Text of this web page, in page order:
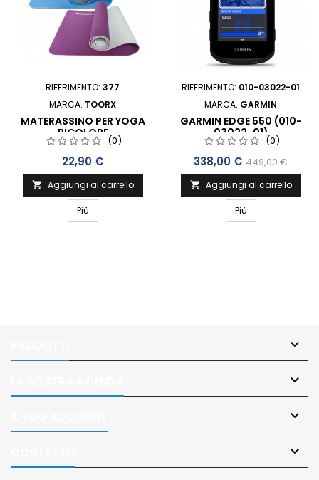
RIFERIMENTO: 377
MARCA: TOORX
MATERASSINO PER YOGA
BICOLORE
PROFESSIONALE
(0)
Prezzo
22,90 €
 Aggiungi al carrello
Più
RIFERIMENTO: 010-03022-01
MARCA: GARMIN
GARMIN EDGE 550 (010-
03022-01)
(0)
Prezzo
338,00 € Prezzo base
449,00 €
 Aggiungi al carrello
Più



